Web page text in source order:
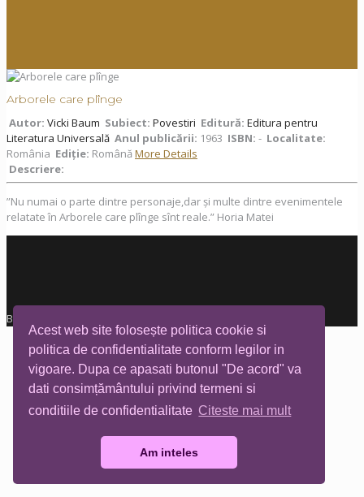
Acest web site folosește politica cookie si
politica de confidentialitate conform legilor in
vigoare. Dupa ce apasati butonul "De acord" va
dati consimțământului privind termeni si
conditiile de confidentialitate Citeste mai mult
Am inteles
Arborele care plînge
Autor: Vicki Baum Subiect: Povestiri Editură: Editura pentru
Literatura Universală Anul publicării: 1963 ISBN: - Localitate:
România Ediţie: Română More Details
Descriere:
”Nu numai o parte dintre personaje,dar și multe dintre evenimentele
relatate în Arborele care plînge sînt reale.” Horia Matei
Biblioteca Tia Mare © All rights reserved